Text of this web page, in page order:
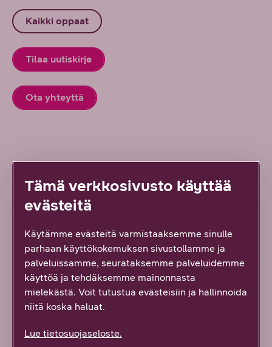
Kaikki oppaat
Tilaa uutiskirje
Ota yhteyttä
Lue lisää uudesta työstä
Tämä verkkosivusto käyttää
evästeitä
Käytämme evästeitä varmistaaksemme sinulle
parhaan käyttökokemuksen sivustollamme ja
palveluissamme, seurataksemme palveluidemme
käyttöä ja tehdäksemme mainonnasta
mielekästä. Voit tutustua evästeisiin ja hallinnoida
niitä koska haluat.
Lue tietosuojaseloste.